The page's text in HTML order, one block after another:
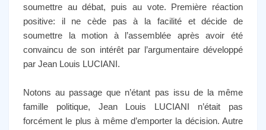
soumettre au débat, puis au vote. Première réaction
positive: il ne cède pas à la facilité et décide de
soumettre la motion à l’assemblée après avoir été
convaincu de son intérêt par l’argumentaire développé
par Jean Louis LUCIANI.
Notons au passage que n’étant pas issu de la même
famille politique, Jean Louis LUCIANI n’était pas
forcément le plus à même d’emporter la décision. Autre